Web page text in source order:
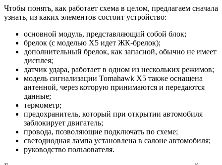
Чтобы понять, как работает схема в целом, предлагаем сначала
узнать, из каких элементов состоит устройство:
основной модуль, представляющий собой блок;
брелок (с моделью X5 идет ЖК-брелок);
дополнительный брелок, как запасной, обычно не имеет
дисплея;
датчик удара, работает в одном из нескольких режимов;
модель сигнализации Tomahawk X5 также оснащена
антенной, через которую принимаются и передаются
данные;
термометр;
предохранитель, который при открытии автомобиля
заблокирует двигатель;
провода, позволяющие подключать по схеме;
светодиодная лампа установлена ​​в салоне автомобиля;
руководство пользователя.